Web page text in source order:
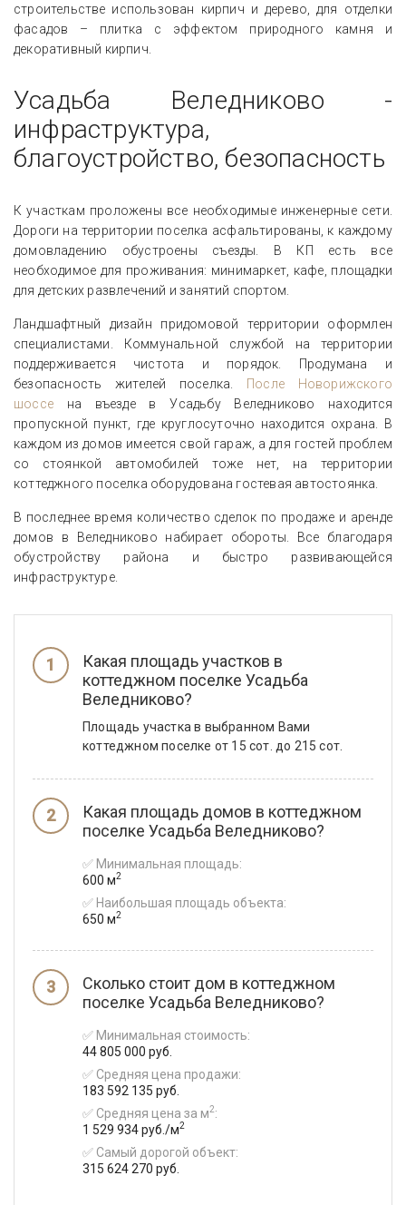
строительстве использован кирпич и дерево, для отделки
фасадов – плитка с эффектом природного камня и
декоративный кирпич.
Усадьба Веледниково -
инфраструктура,
благоустройство, безопасность
К участкам проложены все необходимые инженерные сети.
Дороги на территории поселка асфальтированы, к каждому
домовладению обустроены съезды. В КП есть все
необходимое для проживания: минимаркет, кафе, площадки
для детских развлечений и занятий спортом.
Ландшафтный дизайн придомовой территории оформлен
специалистами. Коммунальной службой на территории
поддерживается чистота и порядок. Продумана и
безопасность жителей поселка.
После Новорижского
шоссе на въезде в Усадьбу Веледниково находится
пропускной пункт, где круглосуточно находится охрана. В
каждом из домов имеется свой гараж, а для гостей проблем
со стоянкой автомобилей тоже нет, на территории
коттеджного поселка оборудована гостевая автостоянка.
В последнее время количество сделок по продаже и аренде
домов в Веледниково набирает обороты. Все благодаря
обустройству района и быстро развивающейся
инфраструктуре.
Какая площадь участков в
коттеджном поселке Усадьба
Веледниково?
Площадь участка в выбранном Вами
коттеджном поселке от 15 сот. до 215 сот.
Какая площадь домов в коттеджном
поселке Усадьба Веледниково?
✅ Минимальная площадь:
600 м2
✅ Наибольшая площадь объекта:
650 м2
Сколько стоит дом в коттеджном
поселке Усадьба Веледниково?
✅ Минимальная стоимость:
44 805 000 руб.
✅ Средняя цена продажи:
183 592 135 руб.
✅ Средняя цена за м2:
1 529 934 руб./м2
✅ Самый дорогой объект:
315 624 270 руб.